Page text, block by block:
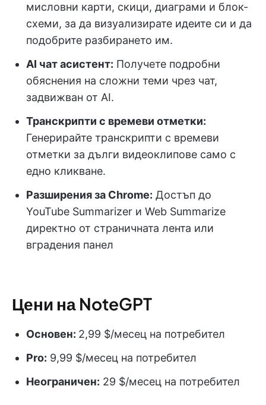
мисловни карти, скици, диаграми и блок-
схеми, за да визуализирате идеите си и да
подобрите разбирането им.
AI чат асистент: Получете подробни
обяснения на сложни теми чрез чат,
задвижван от AI.
Транскрипти с времеви отметки:
Генерирайте транскрипти с времеви
отметки за дълги видеоклипове само с
едно кликване.
Разширения за Chrome: Достъп до
YouTube Summarizer и Web Summarize
директно от страничната лента или
вградения панел
Цени на NoteGPT
Основен: 2,99 $/месец на потребител
Pro: 9,99 $/месец на потребител
Неограничен: 29 $/месец на потребител